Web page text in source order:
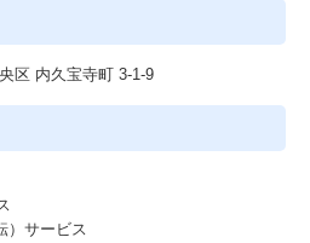
区 内久宝寺町 3-1-9
）サービス